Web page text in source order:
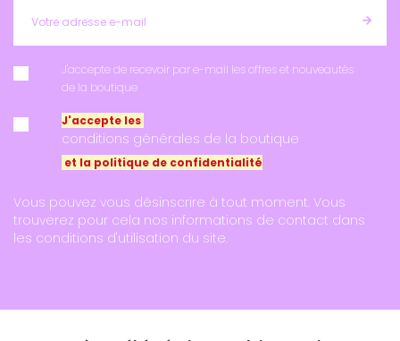
J'accepte de recevoir par e-mail les offres et nouveautés
de la boutique
J'accepte les
conditions générales de la boutique
et la politique de confidentialité
Vous pouvez vous désinscrire à tout moment. Vous
trouverez pour cela nos informations de contact dans
les conditions d'utilisation du site.